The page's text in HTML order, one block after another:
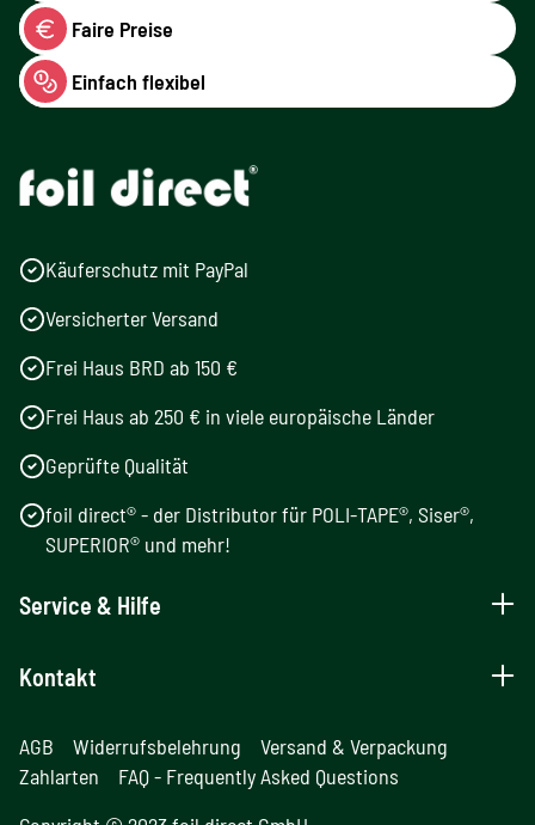
Faire Preise
Einfach flexibel
Käuferschutz mit PayPal
Versicherter Versand
Frei Haus BRD ab 150 €
Frei Haus ab 250 € in viele europäische Länder
Geprüfte Qualität
foil direct® - der Distributor für POLI-TAPE®, Siser®,
SUPERIOR® und mehr!
Service & Hilfe
Kontakt
AGB Widerrufsbelehrung
Versand & Verpackung
Zahlarten
FAQ - Frequently Asked Questions